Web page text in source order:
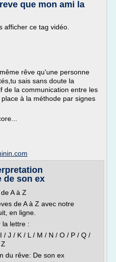
que mon ami la
afficher ce tag vidéo.
rêve qu'une personne
sais sans doute la
de la communication entre les
à la méthode par signes
de son ex
A à Z
de A à Z avec notre
en ligne.
la lettre :
/ J / K / L / M / N / O / P / Q /
du rêve: De son ex